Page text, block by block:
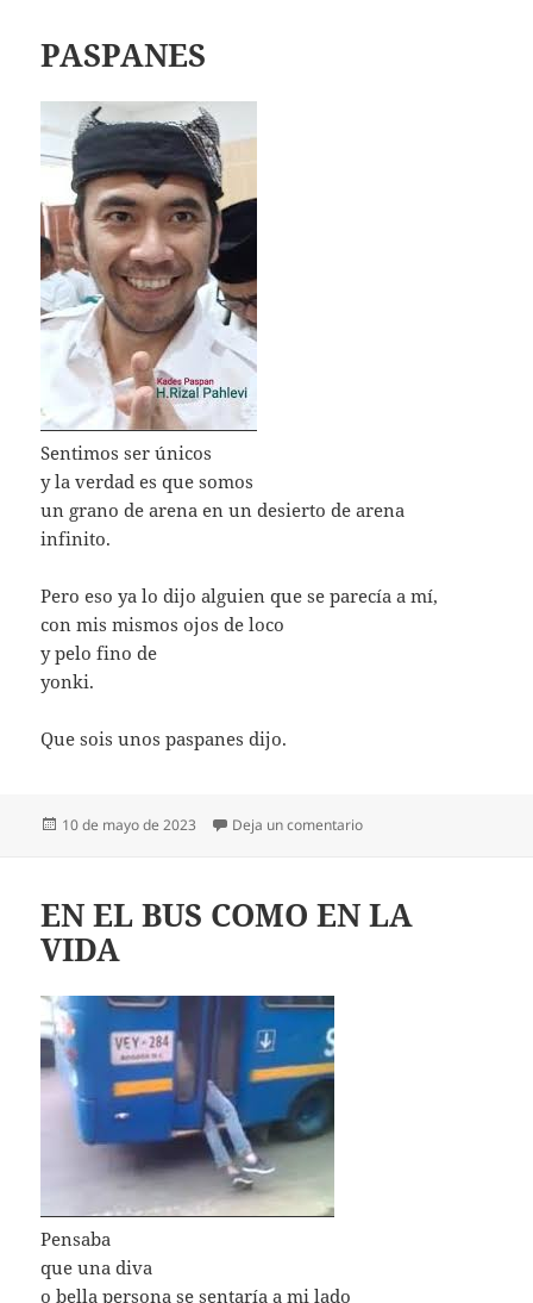
PASPANES
Sentimos ser únicos
y la verdad es que somos
un grano de arena en un desierto de arena
infinito.
Pero eso ya lo dijo alguien que se parecía a mí,
con mis mismos ojos de loco
y pelo fino de
yonki.
Que sois unos paspanes dijo.
Publicado
10 de mayo de 2023 Deja un comentarioen PASPANES
EN EL BUS COMO EN LA
VIDA
Pensaba
que una diva
o bella persona se sentaría a mi lado